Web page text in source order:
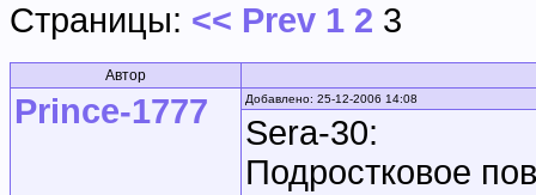
Страницы: << Prev 1 2 3
Автор
Prince-1777 Добавлено: 25-12-2006 14:08
Sera-30:
Подростковое